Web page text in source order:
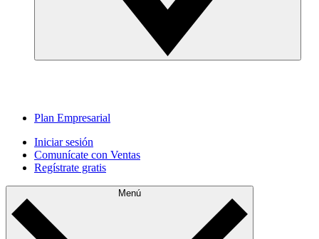
Plan Empresarial
Iniciar sesión
Comunícate con Ventas
Regístrate gratis
Menú